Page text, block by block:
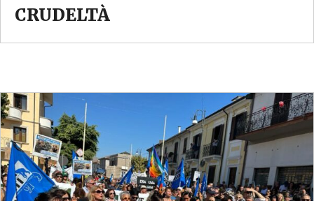
CRUDELTÀ